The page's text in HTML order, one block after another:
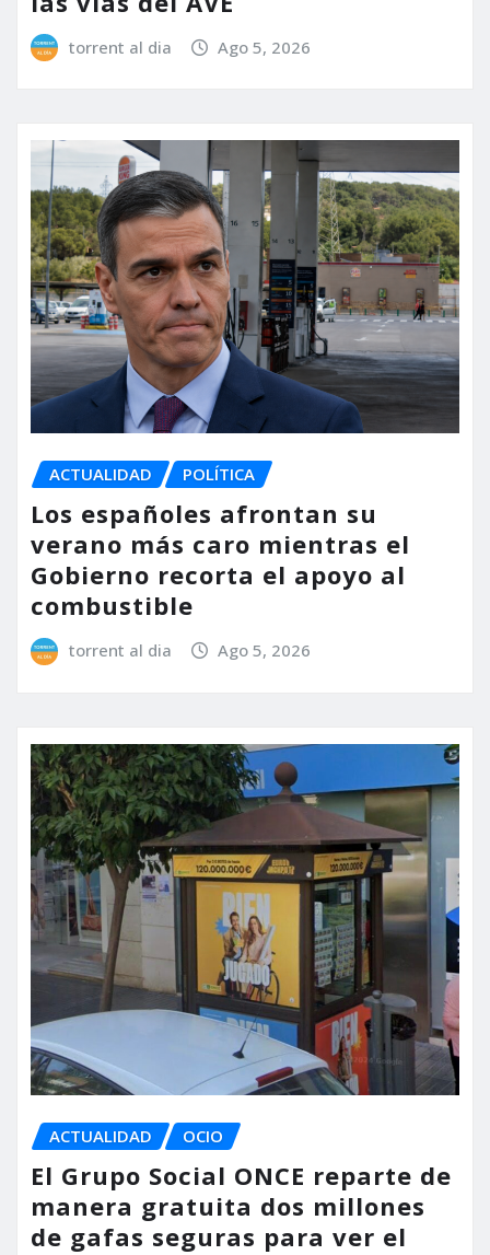
torrent al dia Ago 5, 2026
ACTUALIDAD POLÍTICA
Los españoles afrontan su
verano más caro mientras el
Gobierno recorta el apoyo al
combustible
torrent al dia Ago 5, 2026
ACTUALIDAD OCIO
El Grupo Social ONCE reparte de
manera gratuita dos millones
de gafas seguras para ver el